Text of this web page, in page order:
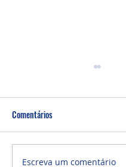
Comentários
Escreva um comentário